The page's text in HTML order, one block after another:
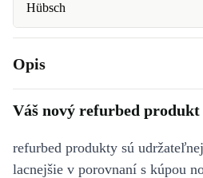
Hübsch
Opis
Váš nový refurbed produkt
refurbed produkty sú
lacnejšie v porovnaní s kúpou